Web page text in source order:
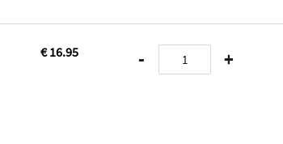
€ 16.95 - +